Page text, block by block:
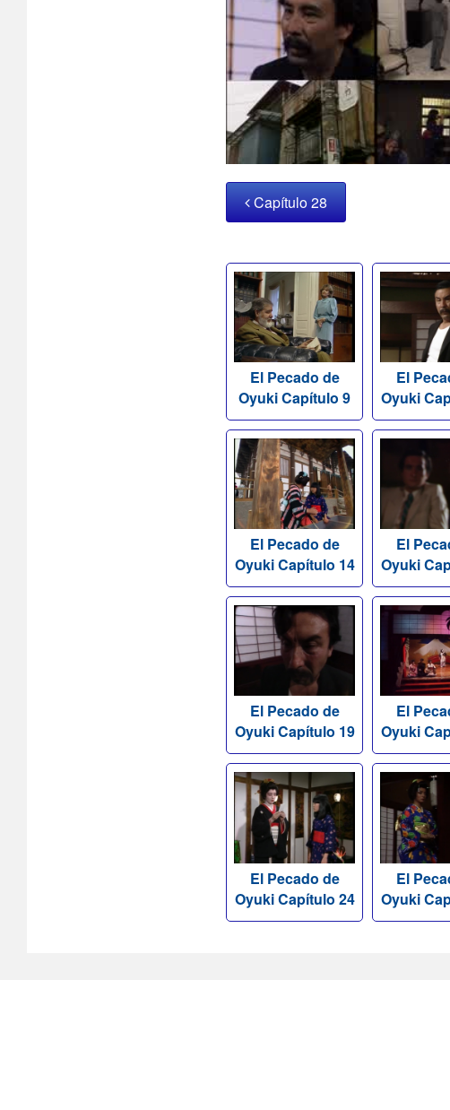
Capítulo 28
El Pecado de
Oyuki Capítulo 9
El
Oyuki
El Pecado de
Oyuki Capítulo 14
El
Oyuki
El Pecado de
Oyuki Capítulo 19
El
Oyuki
El Pecado de
Oyuki Capítulo 24
El
Oyuki